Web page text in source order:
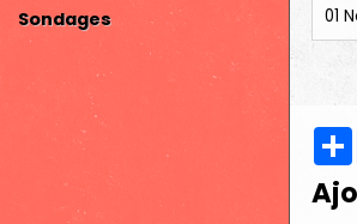
Sondages 01